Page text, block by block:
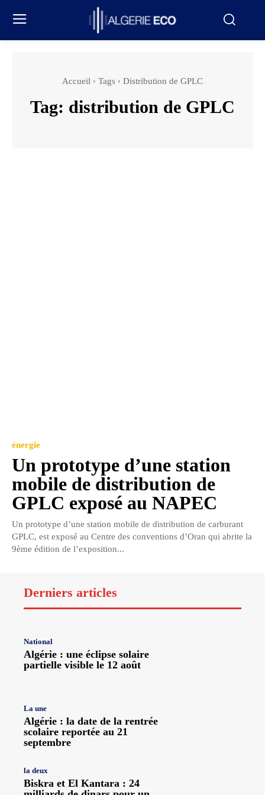
Accueil Tags Distribution de GPLC
Tag: distribution de GPLC
énergie
Un prototype d’une station
mobile de distribution de
GPLC exposé au NAPEC
Un prototype d’une station mobile de distribution de carburant
GPLC, est exposé au Centre des conventions d’Oran qui abrite la
9ème édition de l’exposition...
Derniers articles
National
Algérie : une éclipse solaire
partielle visible le 12 août
La une
Algérie : la date de la rentrée
scolaire reportée au 21
septembre
la deux
Biskra et El Kantara : 24